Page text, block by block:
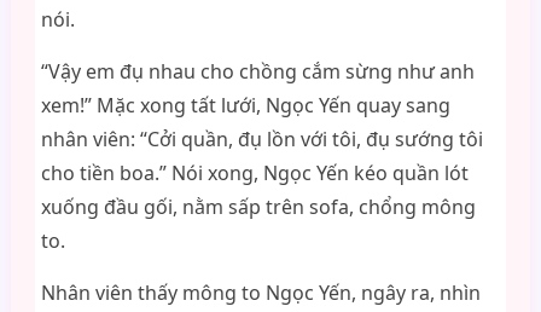
nói.
“Vậy em đụ nhau cho chồng cắm sừng như anh
xem!” Mặc xong tất lưới, Ngọc Yến quay sang
nhân viên: “Cởi quần, đụ lồn với tôi, đụ sướng tôi
cho tiền boa.” Nói xong, Ngọc Yến kéo quần lót
xuống đầu gối, nằm sấp trên sofa, chổng mông
to.
Nhân viên thấy mông to Ngọc Yến, ngây ra, nhìn